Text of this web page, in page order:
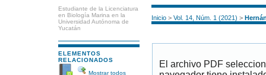
Estudiante de la Licenciatura
en Biología Marina en la
Universidad Autónoma de
Yucatán
ELEMENTOS
RELACIONADOS
Mostrar todos
Inicio> Vol. 14, Núm. 1 (2021) >
El archivo PDF